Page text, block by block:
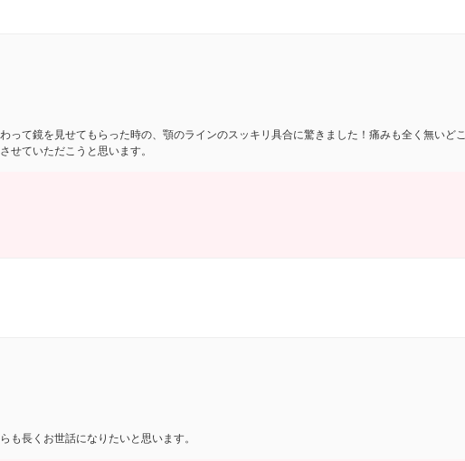
って鏡を見せてもらった時の、顎のラインのスッキリ具合に驚きました！痛みも全く無いど
せていただこうと思います。
も長くお世話になりたいと思います。